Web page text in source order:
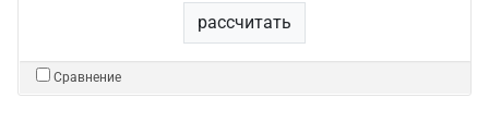
рассчитать
Сравнение